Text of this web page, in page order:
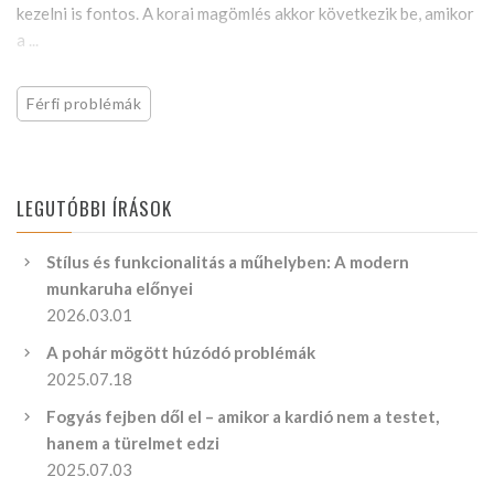
kezelni is fontos. A korai magömlés akkor következik be, amikor
a ...
Férfi problémák
LEGUTÓBBI ÍRÁSOK
Stílus és funkcionalitás a műhelyben: A modern
munkaruha előnyei
2026.03.01
A pohár mögött húzódó problémák
2025.07.18
Fogyás fejben dől el – amikor a kardió nem a testet,
hanem a türelmet edzi
2025.07.03